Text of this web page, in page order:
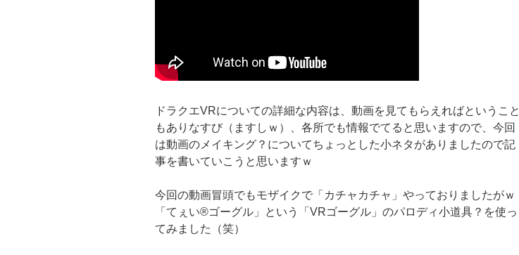
ドラクエVRについての詳細な内容は、動画を見てもらえればということ
もありなすび（ますしｗ）、各所でも情報でてると思いますので、今回
は動画のメイキング？についてちょっとした小ネタがありましたので記
事を書いていこうと思いますｗ
今回の動画冒頭でもモザイクで「カチャカチャ」やっておりましたがｗ
「てぇい®ゴーグル」という「VRゴーグル」のパロディ小道具？を使っ
てみました（笑）